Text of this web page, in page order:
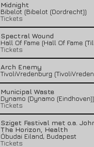
Midnight
Bibelot (Bibelot (Dordrecht))
Tickets
Spectral Wound
Hall Of Fame (Hall Of Fame
Tickets
Arch Enemy
TivoliVredenburg
Municipal Waste
Dynamo (Dynamo (Eindhoven))
Tickets
Sziget Festival met o.a.
The Horizon, Health
Óbudai Eiland, Budapest
Tickets